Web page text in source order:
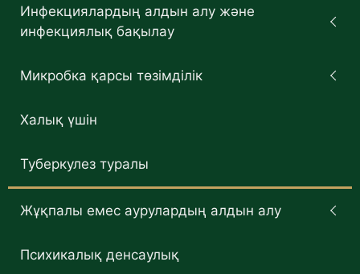
Инфекциялардың алдын алу және
инфекциялық бақылау
Микробка қарсы төзімділік
Халық үшін
Туберкулез туралы
Жұқпалы емес аурулардың алдын алу
Психикалық денсаулық